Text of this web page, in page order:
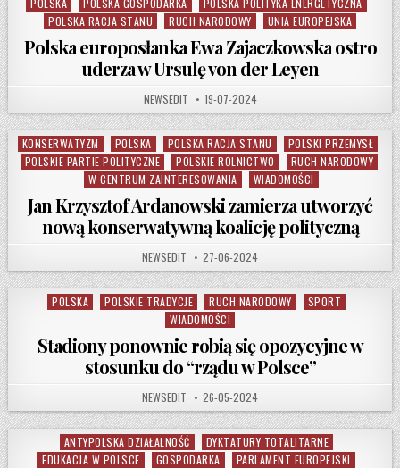
POLSKA RACJA STANU
RUCH NARODOWY UNIA EUROPEJSKA
Polska europosłanka Ewa Zajaczkowska ostro
uderza w Ursulę von der Leyen
AUTHOR:
NEWSEDIT PUBLISHED DATE:
19-07-2024
Posted in
KONSERWATYZM POLSKA POLSKA RACJA STANU
POLSKI PRZEMYSŁ
POLSKIE PARTIE POLITYCZNE
POLSKIE ROLNICTWO
RUCH NARODOWY
W CENTRUM ZAINTERESOWANIA
WIADOMOŚCI
Jan Krzysztof Ardanowski zamierza utworzyć
nową konserwatywną koalicję polityczną
AUTHOR:
NEWSEDIT PUBLISHED DATE:
27-06-2024
Posted in
POLSKA POLSKIE TRADYCJE RUCH NARODOWY
SPORT
WIADOMOŚCI
Stadiony ponownie robią się opozycyjne w
stosunku do “rządu w Polsce”
AUTHOR:
NEWSEDIT PUBLISHED DATE:
26-05-2024
Posted in
ANTYPOLSKA DZIAŁALNOŚĆ
DYKTATURY TOTALITARNE
EDUKACJA W POLSCE
GOSPODARKA
PARLAMENT EUROPEJSKI